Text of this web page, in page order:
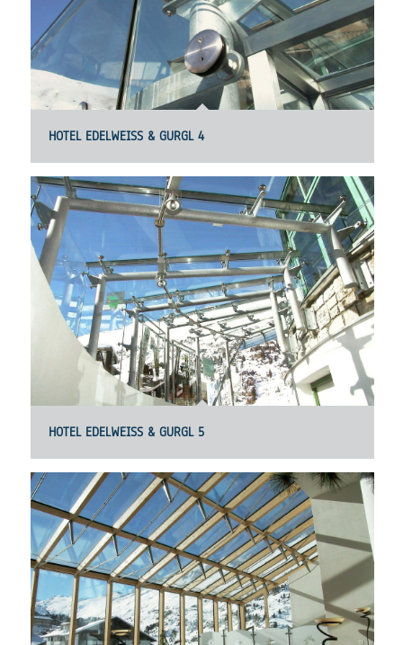
HOTEL EDELWEISS & GURGL 4
HOTEL EDELWEISS & GURGL 5